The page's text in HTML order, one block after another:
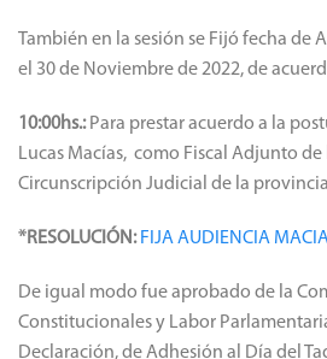
recuperación de la producción
el 30 de Noviembre de 2022, de
Para prestar acuerdo a la
Circunscripción Judicial de la provincia
*RESOLUCIÓN: FIJA AUDIENCIA
De igual modo fue aprobado de la